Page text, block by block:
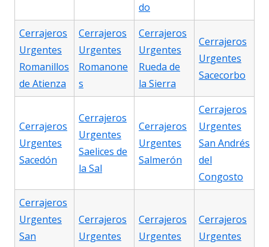
do
Cerrajeros
Urgentes
Romanillos
de Atienza
Cerrajeros
Urgentes
Romanone
s
Cerrajeros
Urgentes
Rueda de
la Sierra
Cerrajeros
Urgentes
Sacecorbo
Cerrajeros
Urgentes
Sacedón
Cerrajeros
Urgentes
Saelices de
la Sal
Cerrajeros
Urgentes
Salmerón
Cerrajeros
Urgentes
San Andrés
del
Congosto
Cerrajeros
Urgentes
San
Cerrajeros
Urgentes
Cerrajeros
Urgentes
Cerrajeros
Urgentes